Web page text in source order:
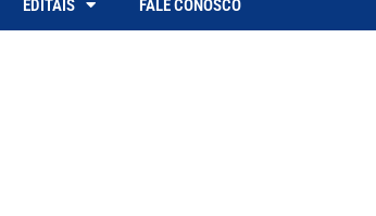
EDITAIS FALE CONOSCO